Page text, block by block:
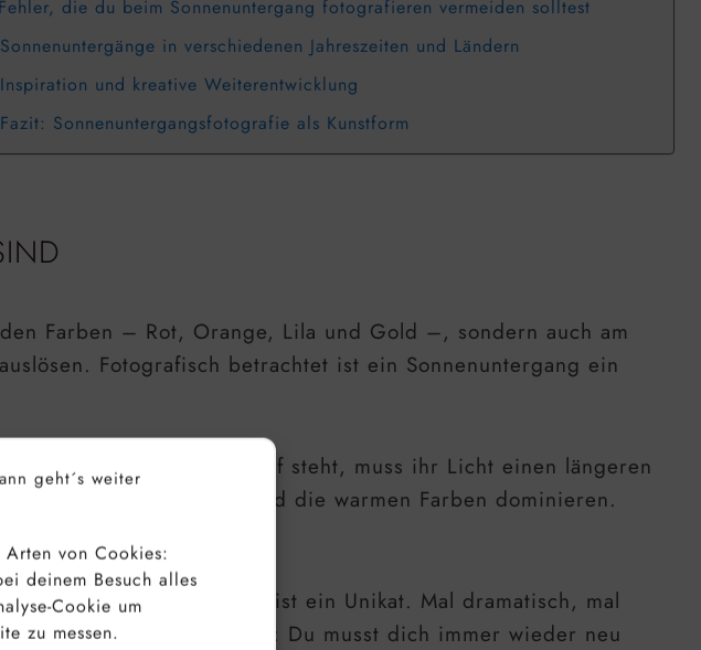
geht´s weiter
von Cookies:
deinem Besuch alles
Cookie um
zu messen.
Fehler, die du beim Sonnenuntergang fotografieren vermeiden solltest
Sonnenuntergänge in verschiedenen Jahreszeiten und Ländern
Inspiration und kreative Weiterentwicklung
Fazit: Sonnenuntergangsfotografie als Kunstform
Farben – Rot, Orange, Lila und Gold –, sondern auch am
Fotografisch betrachtet ist ein Sonnenuntergang ein
Wenn die Sonne tief steht, muss ihr Licht einen längeren
stärker gestreut, und die warmen Farben dominieren.
Jeder Sonnenuntergang ist ein Unikat. Mal dramatisch, mal
das macht den Reiz aus: Du musst dich immer wieder neu